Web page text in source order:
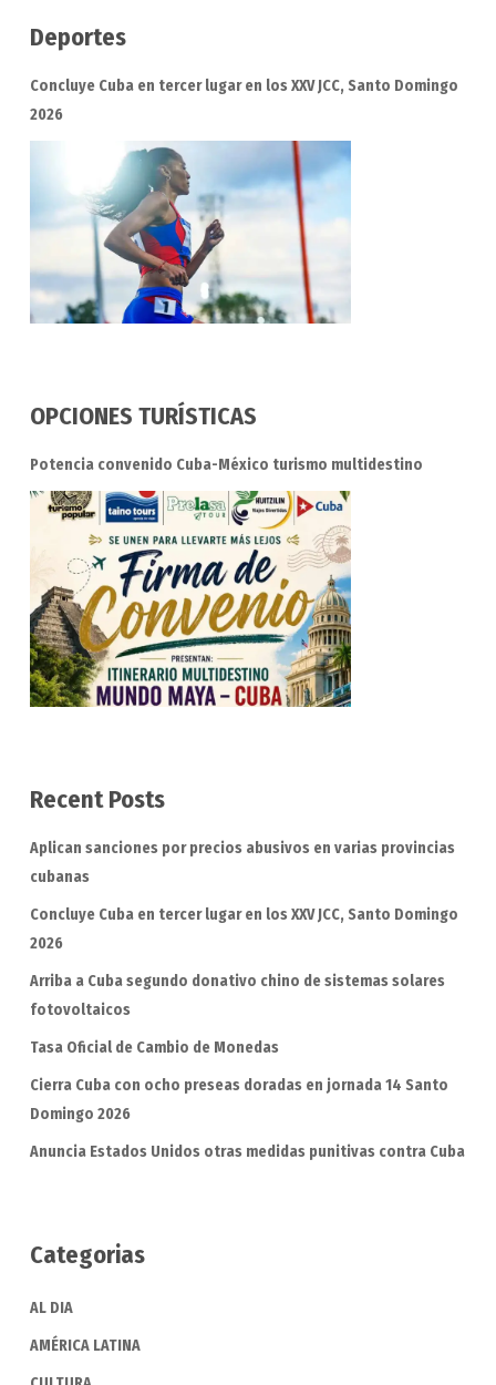
Deportes
Concluye Cuba en tercer lugar en los XXV JCC, Santo Domingo
2026
OPCIONES TURÍSTICAS
Potencia convenido Cuba-México turismo multidestino
Recent Posts
Aplican sanciones por precios abusivos en varias provincias
cubanas
Concluye Cuba en tercer lugar en los XXV JCC, Santo Domingo
2026
Arriba a Cuba segundo donativo chino de sistemas solares
fotovoltaicos
Tasa Oficial de Cambio de Monedas
Cierra Cuba con ocho preseas doradas en jornada 14 Santo
Domingo 2026
Anuncia Estados Unidos otras medidas punitivas contra Cuba
Categorias
AL DIA
AMÉRICA LATINA